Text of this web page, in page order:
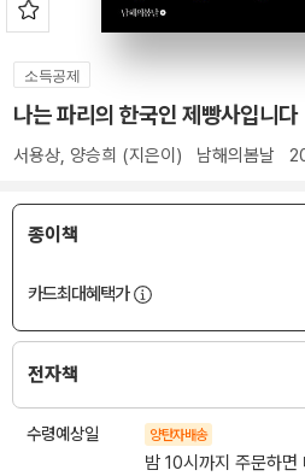
소득공제
나는 파리의 한국인 제빵사입니다
서용상, 양승희 (지은이) 남해의봄날
종이책
카드최대혜택가
전자책
수령예상일 양탄자배송
밤 10시까지 주문하면